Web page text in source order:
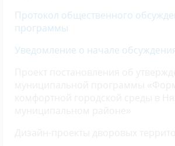
Протокол общественного
программы
Уведомление о начале